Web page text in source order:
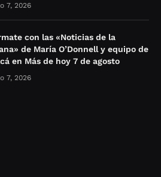
7, 2026
con las «Noticias de la
de María O’Donnell y equipo de
en Más de hoy 7 de agosto
7, 2026